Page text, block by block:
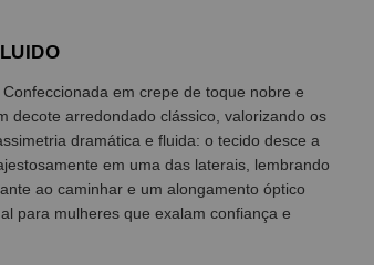
em crepe de toque nobre e
decote arredondado clássico, valorizando os
dramática e fluida: o tecido desce a
em uma das laterais, lembrando
ao caminhar e um alongamento óptico
para mulheres que exalam confiança e